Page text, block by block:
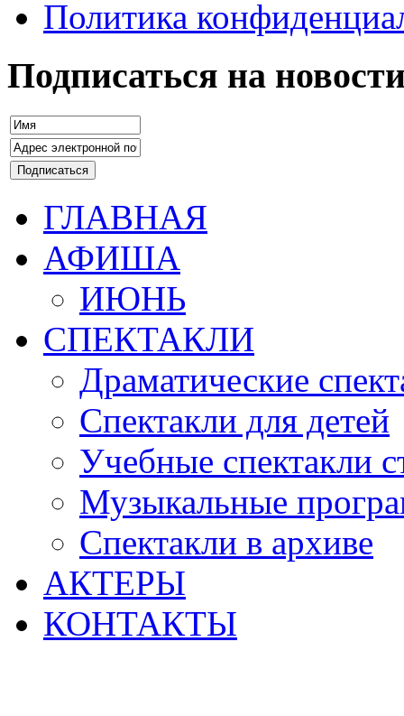
Политика
Подписаться на
ГЛАВНАЯ
АФИША
ИЮНЬ
СПЕКТАКЛИ
Драматические
Спектакли для детей
Учебные спектакли
Музыкальные
Спектакли в архиве
АКТЕРЫ
КОНТАКТЫ